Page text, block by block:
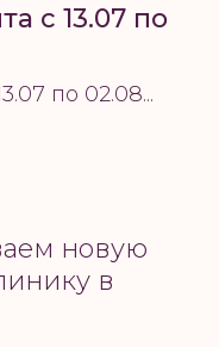
с 13.07 по
по 02.08...